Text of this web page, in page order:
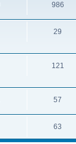
986
29
121
57
63